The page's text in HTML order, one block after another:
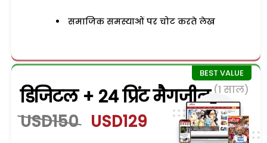
समाजिक समस्याओं पर चोट करते लेख
डिजिटल + 24 प्रिंट मैगजीन (1 साल)
USD150 USD129